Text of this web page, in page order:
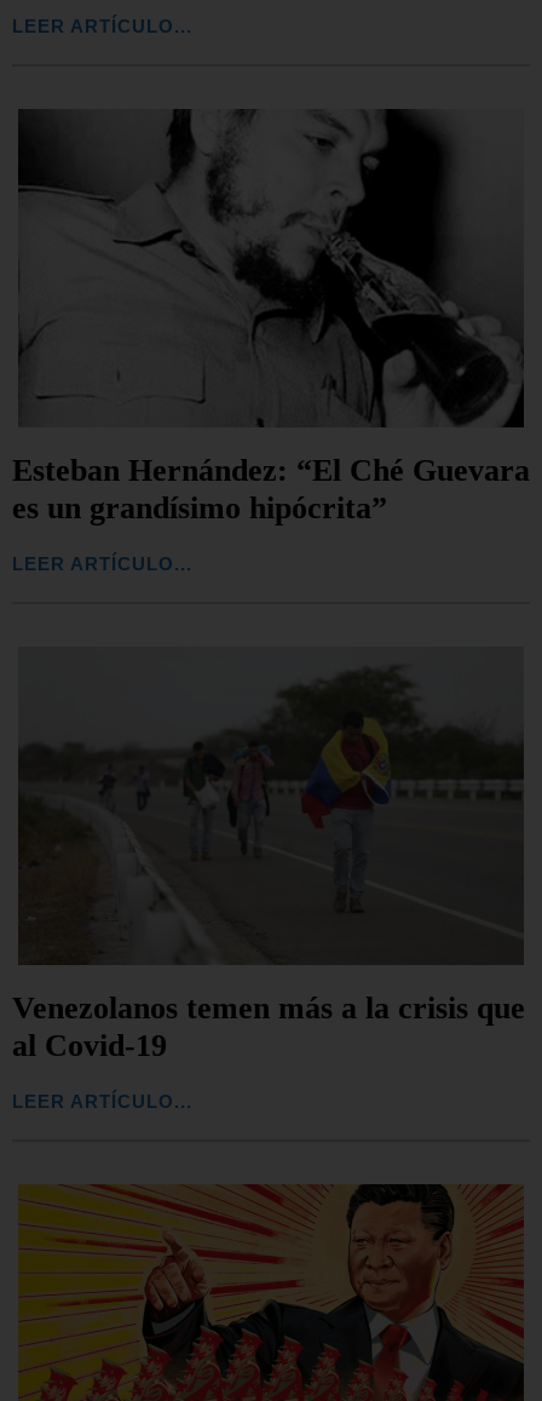
LEER ARTÍCULO...
Esteban Hernández: “El Ché Guevara
es un grandísimo hipócrita”
LEER ARTÍCULO...
Venezolanos temen más a la crisis que
al Covid-19
LEER ARTÍCULO...